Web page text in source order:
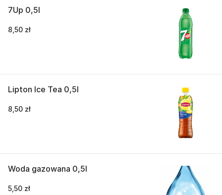
7Up 0,5l
8,50 zł
Lipton Ice Tea 0,5l
8,50 zł
Woda gazowana 0,5l
5,50 zł